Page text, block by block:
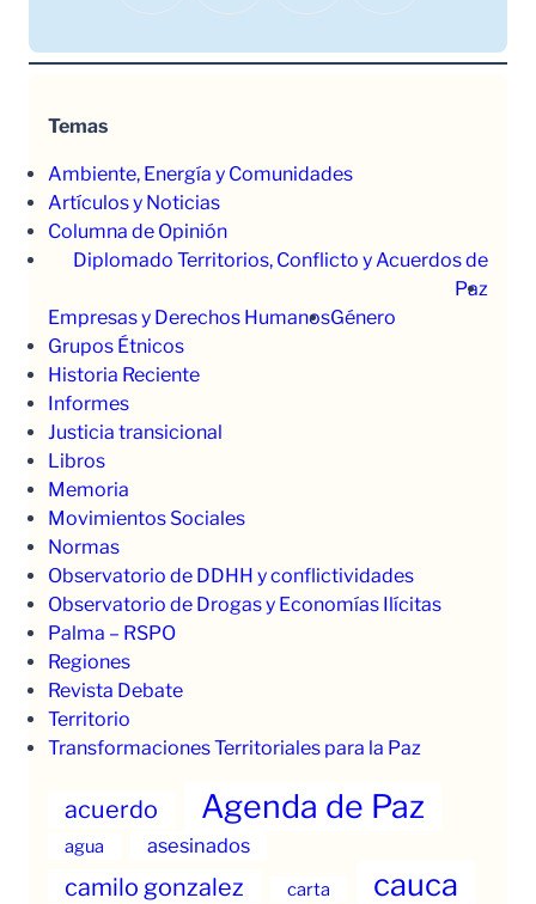
Temas
Ambiente, Energía y Comunidades
Artículos y Noticias
Columna de Opinión
Diplomado Territorios, Conflicto y Acuerdos de
Paz
Empresas y Derechos HumanosGénero
Grupos Étnicos
Historia Reciente
Informes
Justicia transicional
Libros
Memoria
Movimientos Sociales
Normas
Observatorio de DDHH y conflictividades
Observatorio de Drogas y Economías Ilícitas
Palma – RSPO
Regiones
Revista Debate
Territorio
Transformaciones Territoriales para la Paz
acuerdo Agenda de Paz
agua asesinados
camilo gonzalez carta cauca